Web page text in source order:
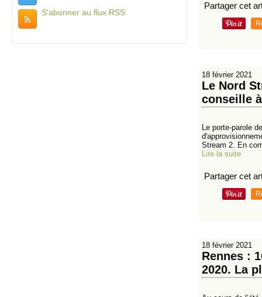
S'abonner au flux RSS
Partager cet
18 février 2021
Le Nord
conseille
Le porte-parole
Stream 2. En
Lire la suite
Partager cet
18 février 2021
Rennes :
2020. La